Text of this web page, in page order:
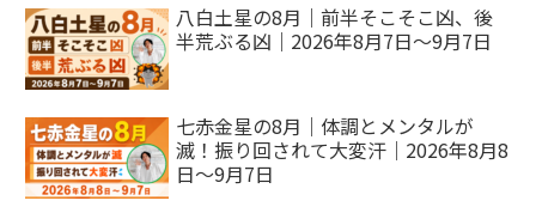
八白土星の8月｜前半そこそこ凶、後
半荒ぶる凶｜2026年8月7日～9月7日
七赤金星の8月｜体調とメンタルが
滅！振り回されて大変汗｜2026年8月8
日～9月7日